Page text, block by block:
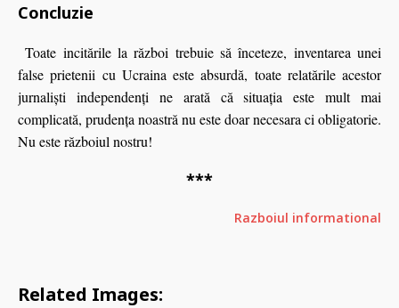
Concluzie
Toate incitările la război trebuie să înceteze, inventarea unei
false prietenii cu Ucraina este absurdă, toate relatările acestor
jurnaliști independenți ne arată că situația este mult mai
complicată, prudența noastră nu este doar necesara ci obligatorie.
Nu este războiul nostru!
***
Razboiul informational
Related Images: